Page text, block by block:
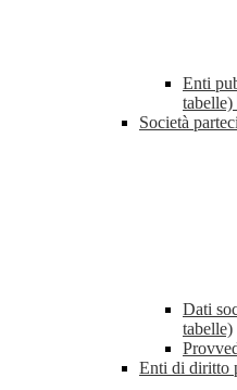
Enti
tabelle)
Società
Dati
tabelle)
Enti di diritto